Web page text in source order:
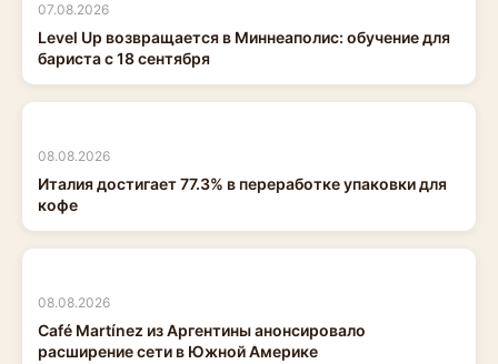
07.08.2026
Level Up возвращается в Миннеаполис: обучение для
бариста с 18 сентября
08.08.2026
Италия достигает 77.3% в переработке упаковки для
кофе
08.08.2026
Café Martínez из Аргентины анонсировало
расширение сети в Южной Америке